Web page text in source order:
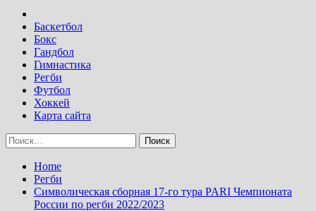
Баскетбол
Бокс
Гандбол
Гимнастика
Регби
Футбол
Хоккей
Карта сайта
Найти:
Home
Регби
Символическая сборная 17-го тура PARI Чемпионата
России по регби 2022/2023